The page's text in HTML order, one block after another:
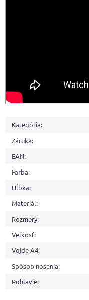
Kategória:
Záruka:
EAN:
Farba:
Hĺbka:
Materiál:
Rozmery:
Veľkosť:
Vojde A4:
Spôsob nosenia:
Pohlavie: